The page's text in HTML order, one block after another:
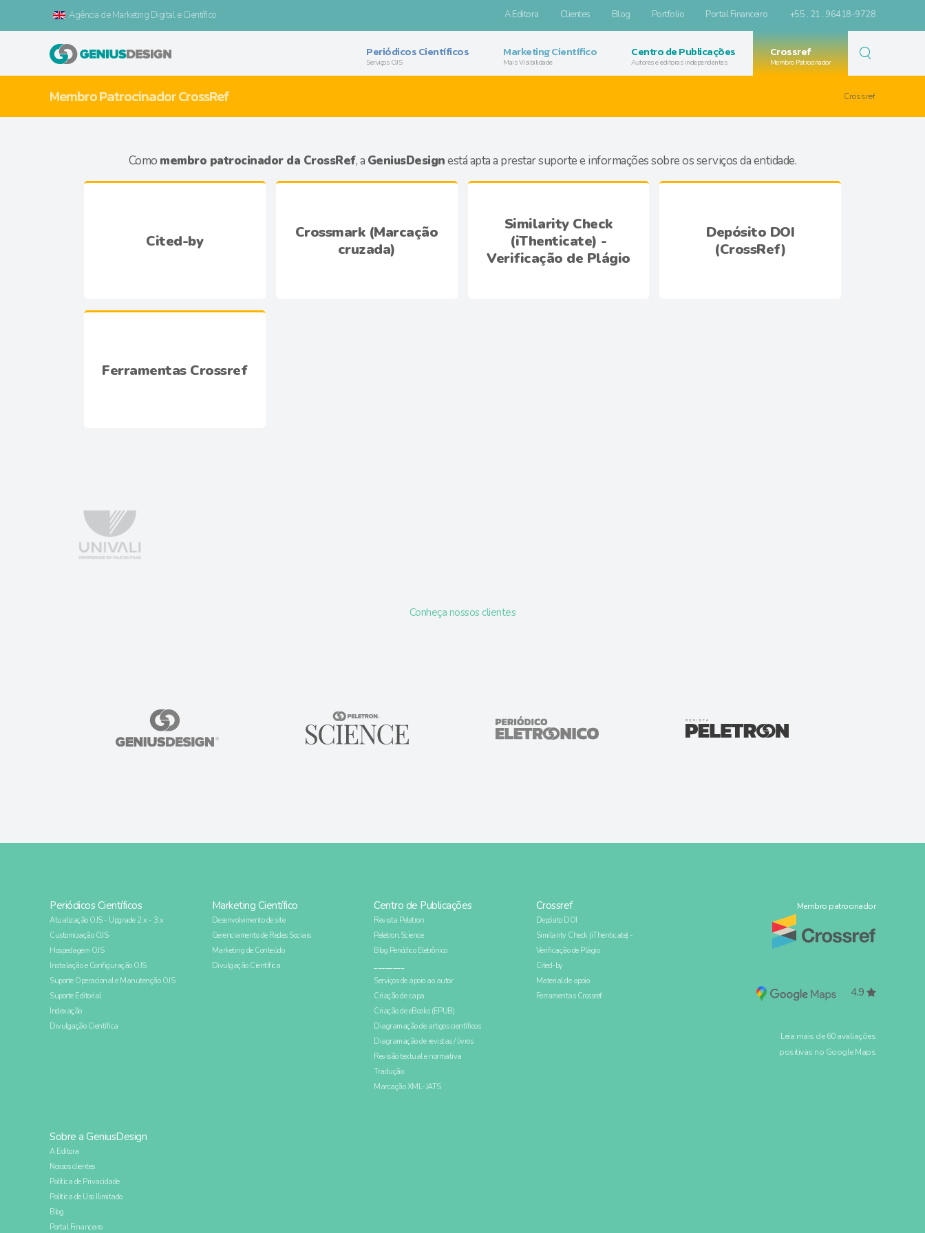
Agência de Marketing Digital e Científico A Editora Clientes Blog Portfolio Portal Financeiro +55 . 21 . 96418-9728
Periódicos Científicos
Serviços OJS
Marketing Científico
Mais Visibilidade
Centro de Publicações
Autores e editoras independentes
Crossref
Membro Patrocinador
Membro Patrocinador CrossRef Crossref
Como membro patrocinador da CrossRef, a GeniusDesignestá apta a prestar suporte e informações sobre os serviços da entidade.
Cited-by
Crossmark (Marcação
cruzada)
Similarity Check
(iThenticate) -
Verificação de Plágio
Depósito DOI
(CrossRef)
Ferramentas Crossref
Conheça nossos clientes
Periódicos Científicos
Atualização OJS - Upgrade 2.x - 3.x
Customização OJS
Hospedagem OJS
Instalação e Configuração OJS
Suporte Operacional e Manutenção OJS
Suporte Editorial
Indexação
Divulgação Científica
Marketing Científico
Desenvolvimento de site
Gerenciamento de Redes Sociais
Marketing de Conteúdo
Divulgação Científica
Centro de Publicações
Revista Peletron
Peletron.Science
Blog Periódico Eletrônico
________
Serviços de apoio ao autor
Criação de capa
Criação de eBooks (EPUB)
Diagramação de artigos científicos
Diagramação de revistas / livros
Revisão textual e normativa
Tradução
Marcação XML-JATS
Crossref
Depósito DOI
Similarity Check (iThenticate) -
Verificação de Plágio
Cited-by
Material de apoio
Ferramentas Crossref
Sobre a GeniusDesign
A Editora
Nossos clientes
Política de Privacidade
Política de Uso Ilimitado
Blog
Portal Financeiro
Membro patrocinador
4.9
Leia mais de 60 avaliações
positivas no Google Maps